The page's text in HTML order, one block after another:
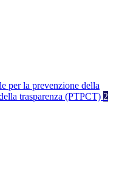
per la prevenzione della
trasparenza (PTPCT) 2